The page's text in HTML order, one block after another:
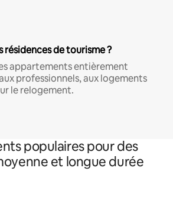
résidences de tourisme ?
appartements entièrement
professionnels, aux logements
le relogement.
populaires pour des
et longue durée